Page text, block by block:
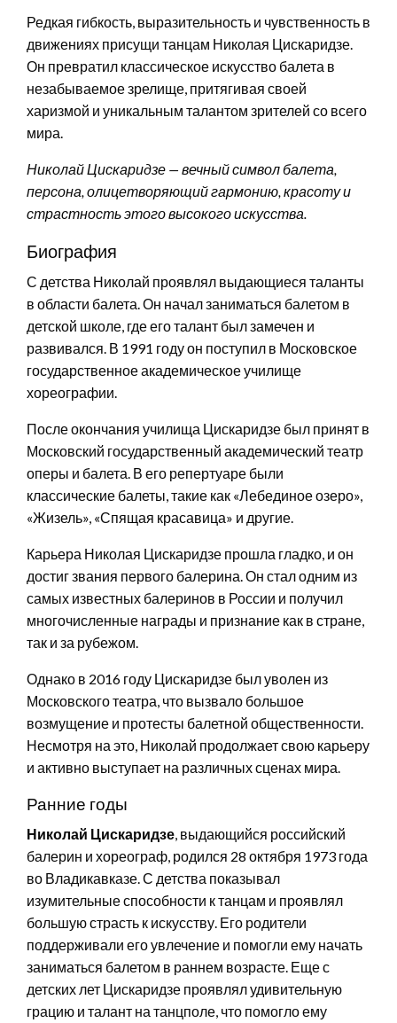
Редкая гибкость, выразительность и чувственность в
движениях присущи танцам Николая Цискаридзе.
Он превратил классическое искусство балета в
незабываемое зрелище, притягивая своей
харизмой и уникальным талантом зрителей со всего
мира.
Николай Цискаридзе — вечный символ балета,
персона, олицетворяющий гармонию, красоту и
страстность этого высокого искусства.
Биография
С детства Николай проявлял выдающиеся таланты
в области балета. Он начал заниматься балетом в
детской школе, где его талант был замечен и
развивался. В 1991 году он поступил в Московское
государственное академическое училище
хореографии.
После окончания училища Цискаридзе был принят в
Московский государственный академический театр
оперы и балета. В его репертуаре были
классические балеты, такие как «Лебединое озеро»,
«Жизель», «Спящая красавица» и другие.
Карьера Николая Цискаридзе прошла гладко, и он
достиг звания первого балерина. Он стал одним из
самых известных балеринов в России и получил
многочисленные награды и признание как в стране,
так и за рубежом.
Однако в 2016 году Цискаридзе был уволен из
Московского театра, что вызвало большое
возмущение и протесты балетной общественности.
Несмотря на это, Николай продолжает свою карьеру
и активно выступает на различных сценах мира.
Ранние годы
Николай Цискаридзе, выдающийся российский
балерин и хореограф, родился 28 октября 1973 года
во Владикавказе. С детства показывал
изумительные способности к танцам и проявлял
большую страсть к искусству. Его родители
поддерживали его увлечение и помогли ему начать
заниматься балетом в раннем возрасте. Еще с
детских лет Цискаридзе проявлял удивительную
грацию и талант на танцполе, что помогло ему